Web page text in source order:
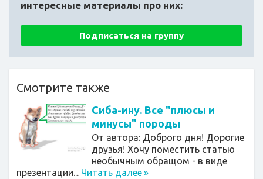
интересные материалы про них:
Подписаться на группу
Смотрите также
Сиба-ину. Все "плюсы и
минусы" породы
От автора: Доброго дня! Дорогие
друзья! Хочу поместить статью
необычным обращом - в виде
презентации... Читать далее»